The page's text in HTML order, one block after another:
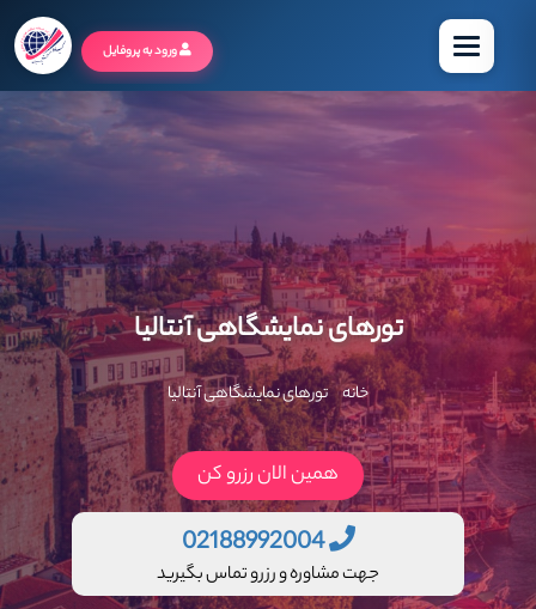
منو ورود به پروفایل
تورهای نمایشگاهی آنتالیا
خانه تورهای نمایشگاهی آنتالیا
همین الان رزرو کن
02188992004
جهت مشاوره و رزرو تماس بگیرید